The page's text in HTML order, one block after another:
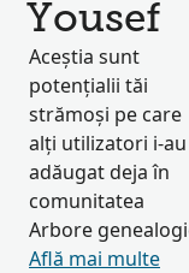
Yousef
Aceștia sunt
potențialii tăi
strămoși pe care
alți utilizatori i-au
adăugat deja în
comunitatea
Arbore
Află mai multe